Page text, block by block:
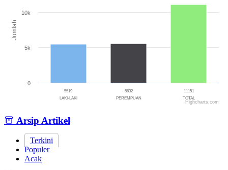
The chart has 1 Y axis displaying Jumlah. Range: 0 to 15000.
Jumlah
5519
LAKI-LAKI
5632
PEREMPUAN
11151
TOTAL
0
5k
10k
Highcharts.com
Arsip Artikel
Terkini
Populer
Acak